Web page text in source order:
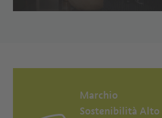
Marchio
Sostenibilità Alto